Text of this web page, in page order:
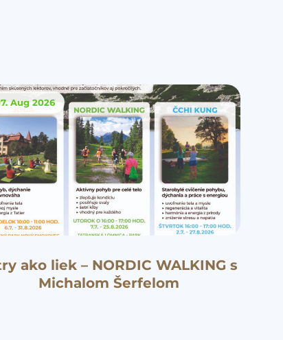
Aug2026
ako liek – NORDIC WALKING s
Michalom Šerfelom